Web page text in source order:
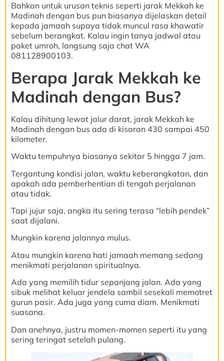
Bahkan untuk urusan teknis seperti jarak Mekkah ke
Madinah dengan bus pun biasanya dijelaskan detail
kepada jamaah supaya tidak muncul rasa khawatir
sebelum berangkat. Kalau ingin tanya jadwal atau
paket umroh, langsung saja chat WA
081128900103.
Berapa Jarak Mekkah ke
Madinah dengan Bus?
Kalau dihitung lewat jalur darat, jarak Mekkah ke
Madinah dengan bus ada di kisaran 430 sampai 450
kilometer.
Waktu tempuhnya biasanya sekitar 5 hingga 7 jam.
Tergantung kondisi jalan, waktu keberangkatan, dan
apakah ada pemberhentian di tengah perjalanan
atau tidak.
Tapi jujur saja, angka itu sering terasa “lebih pendek”
saat dijalani.
Mungkin karena jalannya mulus.
Atau mungkin karena hati jamaah memang sedang
menikmati perjalanan spiritualnya.
Ada yang memilih tidur sepanjang jalan. Ada yang
sibuk melihat keluar jendela sambil sesekali memotret
gurun pasir. Ada juga yang cuma diam. Menikmati
suasana.
Dan anehnya, justru momen-momen seperti itu yang
sering teringat setelah pulang.